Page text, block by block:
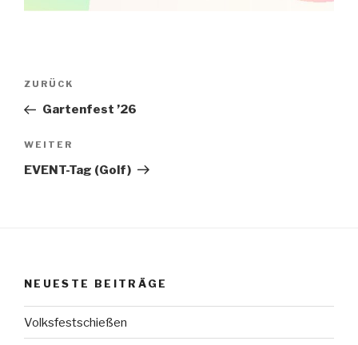
Beitragsnavigation
Vorheriger
Beitrag
ZURÜCK
Gartenfest ’26
Nächster
Beitrag
WEITER
EVENT-Tag (Golf)
NEUESTE BEITRÄGE
Volksfestschießen